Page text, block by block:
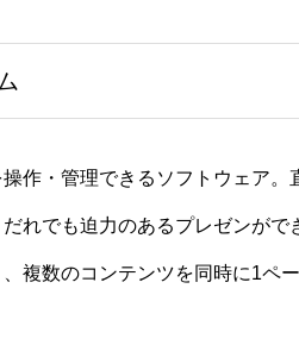
作・管理できるソフトウェア
れでも迫力のあるプレゼンが
複数のコンテンツを同時に1ペ